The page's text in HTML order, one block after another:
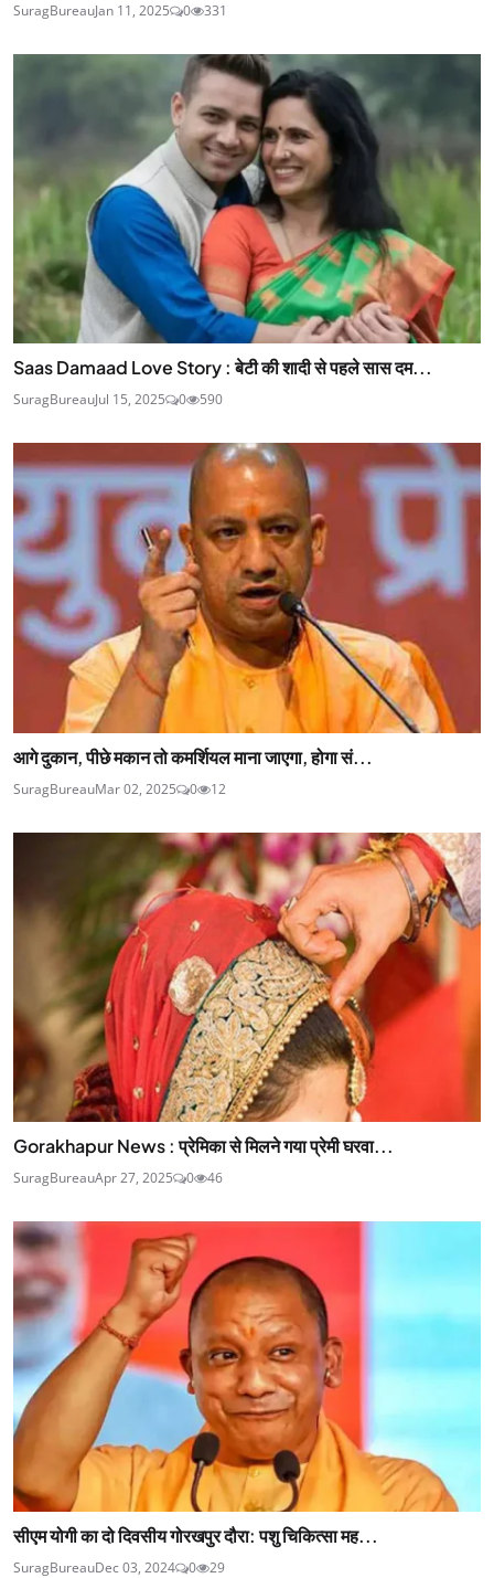
SuragBureauJan 11, 2025 0 331
Saas Damaad Love Story : बेटी की शादी से पहले सास दम...
SuragBureauJul 15, 2025 0 590
आगे दुकान, पीछे मकान तो कमर्शियल माना जाएगा, होगा सं...
SuragBureauMar 02, 2025 0 12
Gorakhapur News : प्रेमिका से मिलने गया प्रेमी घरवा...
SuragBureauApr 27, 2025 0 46
सीएम योगी का दो दिवसीय गोरखपुर दौरा: पशु चिकित्सा मह...
SuragBureauDec 03, 2024 0 29